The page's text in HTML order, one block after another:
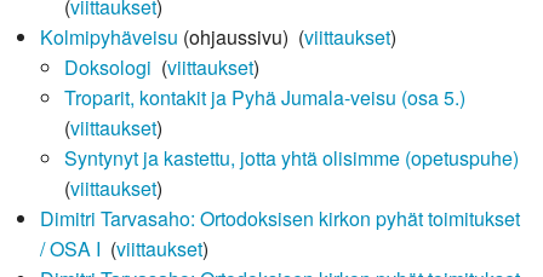
(viittaukset)
Kolmipyhäveisu (ohjaussivu) ‎ (viittaukset)
Doksologi (viittaukset)
Troparit, kontakit ja Pyhä Jumala-veisu (osa 5.)
(viittaukset)
Syntynyt ja kastettu, jotta yhtä olisimme (opetuspuhe)
(viittaukset)
Dimitri Tarvasaho: Ortodoksisen kirkon pyhät toimitukset
/ OSA I (viittaukset)